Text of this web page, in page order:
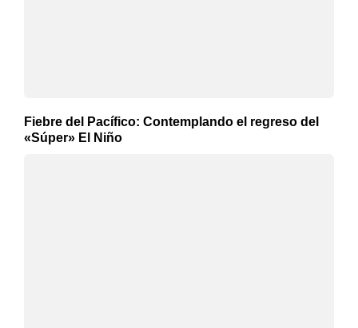
Fiebre del Pacífico: Contemplando el regreso del
«Súper» El Niño